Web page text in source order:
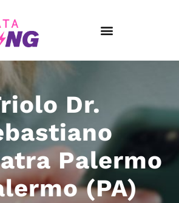
Dr.
Palermo
(PA)